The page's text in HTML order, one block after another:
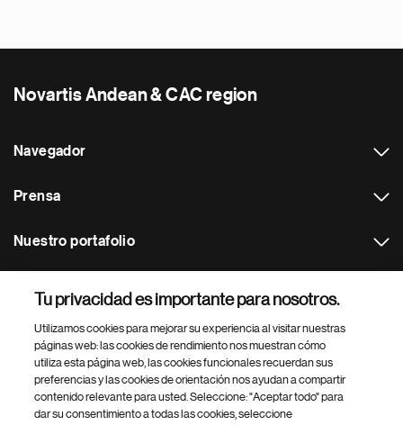
Novartis Andean & CAC region
Navegador
Prensa
Nuestro portafolio
Footer Site Search
Tu privacidad es importante para nosotros.
Utilizamos cookies para mejorar su experiencia al visitar nuestras
páginas web: las cookies de rendimiento nos muestran cómo
utiliza esta página web, las cookies funcionales recuerdan sus
preferencias y las cookies de orientación nos ayudan a compartir
contenido relevante para usted. Seleccione: "Aceptar todo" para
dar su consentimiento a todas las cookies, seleccione